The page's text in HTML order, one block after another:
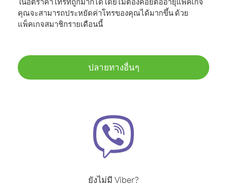
คุณจะสามารถประหยัดค่าโทรของคุณได้มากขึ้น ด้วย
แพ็คเกจสมาชิกรายเดือนนี้
ปลายทางอื่นๆ
ยังไม่มี Viber?